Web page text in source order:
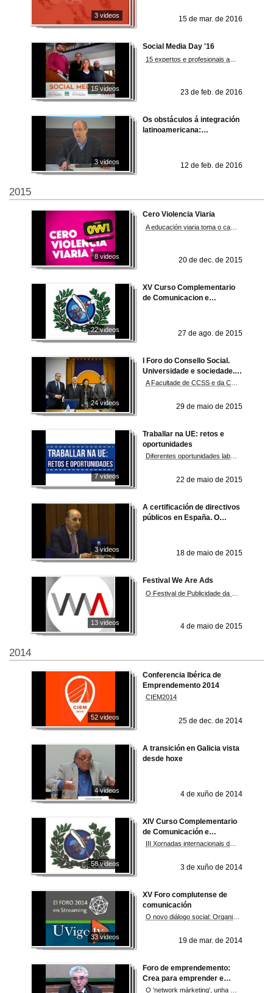
3 videos 15 de mar. de 2016
15 videos
Social Media Day '16
23 de feb. de 2016
3 videos
Os obstáculos á integración
latinoamericana:
12 de feb. de 2016
2015
8 videos
Cero Violencia Viaria
20 de dec. de 2015
22 videos
XV Curso Complementario
de Comunicacion e
27 de ago. de 2015
24 videos
I Foro do Consello Social.
Universidade e sociedade. A
comunicación necesaria
29 de maio de 2015
7 videos
Traballar na UE: retos e
oportunidades
22 de maio de 2015
3 videos
A certificación de directivos
públicos en España. O
18 de maio de 2015
13 videos
Festival We Are Ads
4 de maio de 2015
2014
52 videos
Conferencia Ibérica de
Emprendemento 2014
CIEM2014
25 de dec. de 2014
4 videos
A transición en Galicia vista
desde hoxe
4 de xuño de 2014
58 videos
XIV Curso Complementario
de Comunicación e
Protocolo
3 de xuño de 2014
33 videos
XV Foro complutense de
comunicación
19 de mar. de 2014
Foro de emprendemento:
Crea para emprender e
emprende para crear